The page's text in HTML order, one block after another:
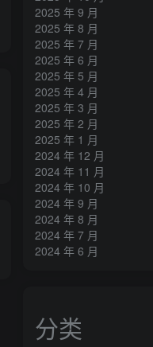
三网H5游戏【奇迹H5之斗罗超变多区跨服平台币内购版】最新整理单机一键即玩镜像端+Linux手工服务端+简易安卓APP+新版GM平台币授权后台+详细搭建教程
2025 年 9 月
2025 年 8 月
2025 年 7 月
2025 年 6 月
2025 年 5 月
2025 年 4 月
2025 年 3 月
2025 年 2 月
2025 年 1 月
2024 年 12 月
2024 年 11 月
2024 年 10 月
2024 年 9 月
2024 年 8 月
2024 年 7 月
2024 年 6 月
分类